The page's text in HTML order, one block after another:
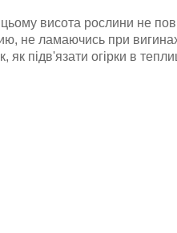
висота рослини не
не ламаючись при
підв'язати огірки в